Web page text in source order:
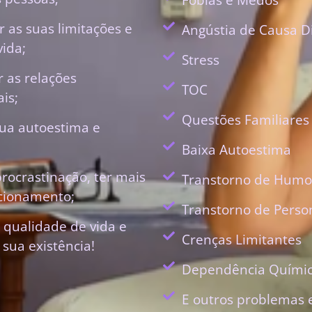
as suas limitações e
as relações
autoestima e
ter mais
de vida e
existência!
Angústia de Causa
Stress
TOC
Questões Familiares
Baixa Autoestima
Transtorno de
Transtorno de
Crenças Limitantes
Dependência
E outros problemas